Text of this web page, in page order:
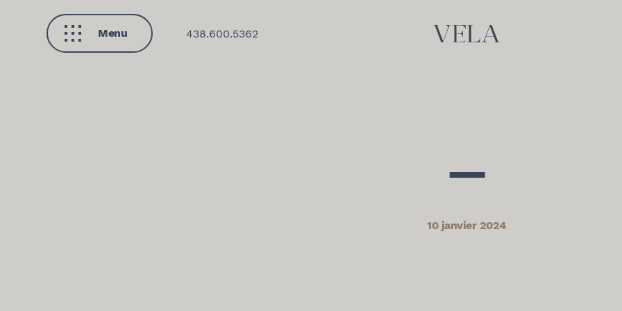
Menu
Fermer
438.600.5362
—
10 janvier 2024